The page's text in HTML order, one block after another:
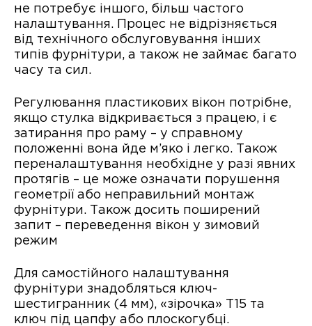
не потребує іншого, більш частого
налаштування. Процес не відрізняється
від технічного обслуговування інших
типів фурнітури, а також не займає багато
часу та сил.
Регулювання пластикових вікон потрібне,
якщо стулка відкривається з працею, і є
затирання про раму – у справному
положенні вона йде м’яко і легко. Також
переналаштування необхідне у разі явних
протягів – це може означати порушення
геометрії або неправильний монтаж
фурнітури. Також досить поширений
запит – переведення вікон у зимовий
режим
Для самостійного налаштування
фурнітури знадобляться ключ-
шестигранник (4 мм), «зірочка» Т15 та
ключ під цапфу або плоскогубці.